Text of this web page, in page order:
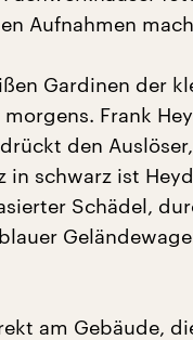
Aufnahmen
Gardinen der
Frank
den
schwarz ist
Schädel,
am Gebäude,